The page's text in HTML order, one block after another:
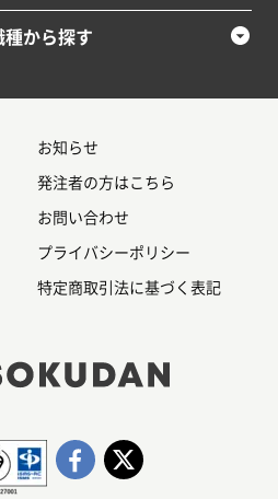
から探す
お知らせ
発注者の方はこちら
お問い合わせ
プライバシーポリシー
特定商取引法に基づく表記